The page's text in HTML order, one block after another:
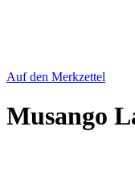
Auf den Merkzettel
Musango